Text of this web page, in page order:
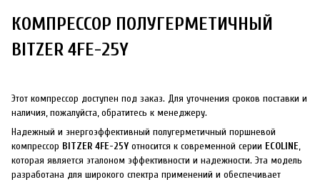
КОМПРЕССОР ПОЛУГЕРМЕТИЧНЫЙ
BITZER 4FE-25Y
Этот компрессор доступен под заказ. Для уточнения сроков поставки и
наличия, пожалуйста, обратитесь к менеджеру.
Надежный и энергоэффективный полугерметичный поршневой
компрессор BITZER 4FE-25Y относится к современной серии ECOLINE,
которая является эталоном эффективности и надежности. Эта модель
разработана для широкого спектра применений и обеспечивает